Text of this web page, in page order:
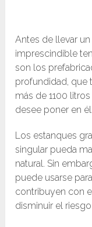
Antes de llevar
imprescindible
son los
profundidad, que
más de 1100
desee poner en él.
Los estanques
singular pueda
natural. Sin
puede usarse
contribuyen con
disminuir el